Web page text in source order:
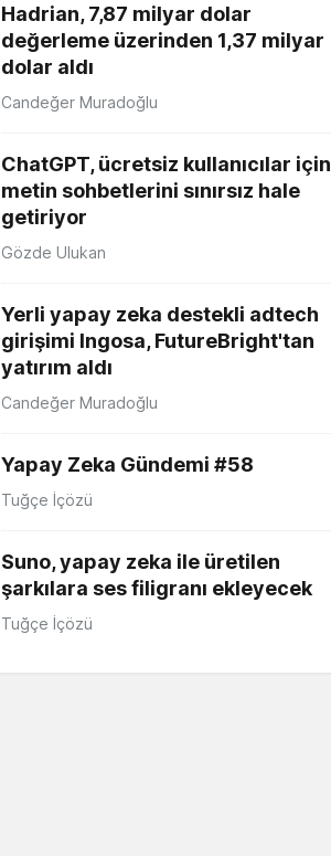
Hadrian, 7,87 milyar dolar
değerleme üzerinden 1,37 milyar
dolar aldı
Candeğer Muradoğlu
ChatGPT, ücretsiz kullanıcılar için
metin sohbetlerini sınırsız hale
getiriyor
Gözde Ulukan
Yerli yapay zeka destekli adtech
girişimi Ingosa, FutureBright'tan
yatırım aldı
Candeğer Muradoğlu
Yapay Zeka Gündemi #58
Tuğçe İçözü
Suno, yapay zeka ile üretilen
şarkılara ses filigranı ekleyecek
Tuğçe İçözü